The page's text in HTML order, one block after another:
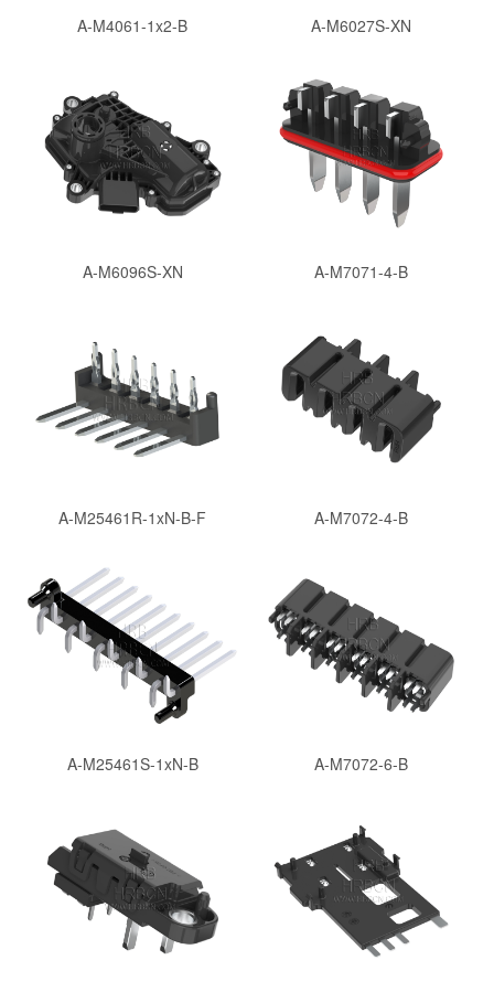
A-M4061-1x2-B A-M6027S-XN
A-M6096S-XN A-M7071-4-B
A-M25461R-1xN-B-F A-M7072-4-B
A-M25461S-1xN-B A-M7072-6-B